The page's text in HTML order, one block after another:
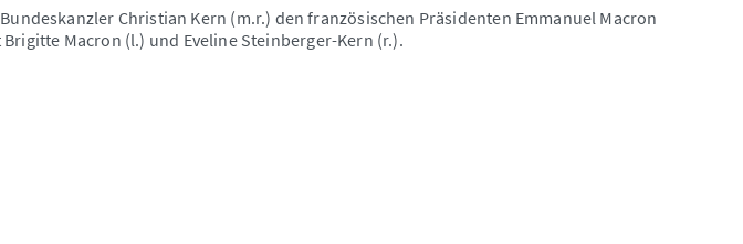
Christian Kern (m.r.) den französischen Präsidenten Emmanuel Macron
Macron (l.) und Eveline Steinberger-Kern (r.).